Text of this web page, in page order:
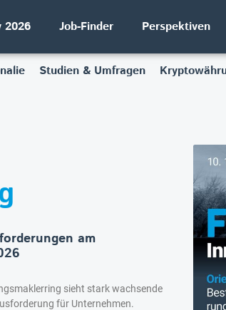
2026 Job-Finder Perspektiven
Studien & Umfragen
am
sieht stark wachsende
für Unternehmen.